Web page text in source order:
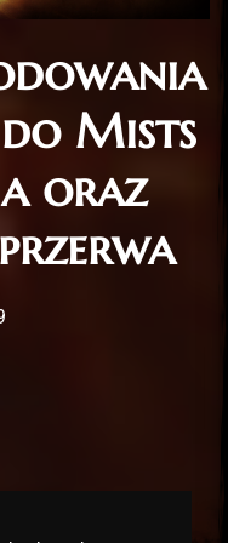
Mists
oraz
by